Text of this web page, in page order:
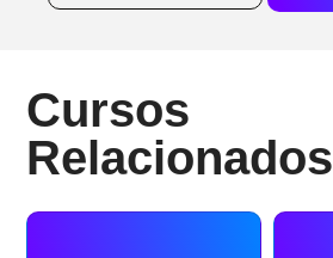
Cursos
Relacionados